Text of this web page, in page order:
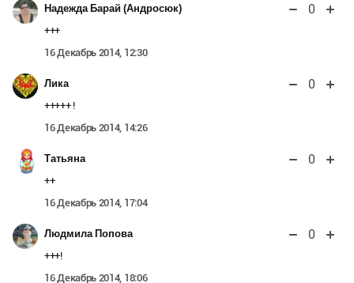
Надежда Барай (Андросюк) 0
+++
16 Декабрь 2014, 12:30
Лика 0
+++++ !
16 Декабрь 2014, 14:26
Татьяна 0
++
16 Декабрь 2014, 17:04
Людмила Попова 0
+++!
16 Декабрь 2014, 18:06